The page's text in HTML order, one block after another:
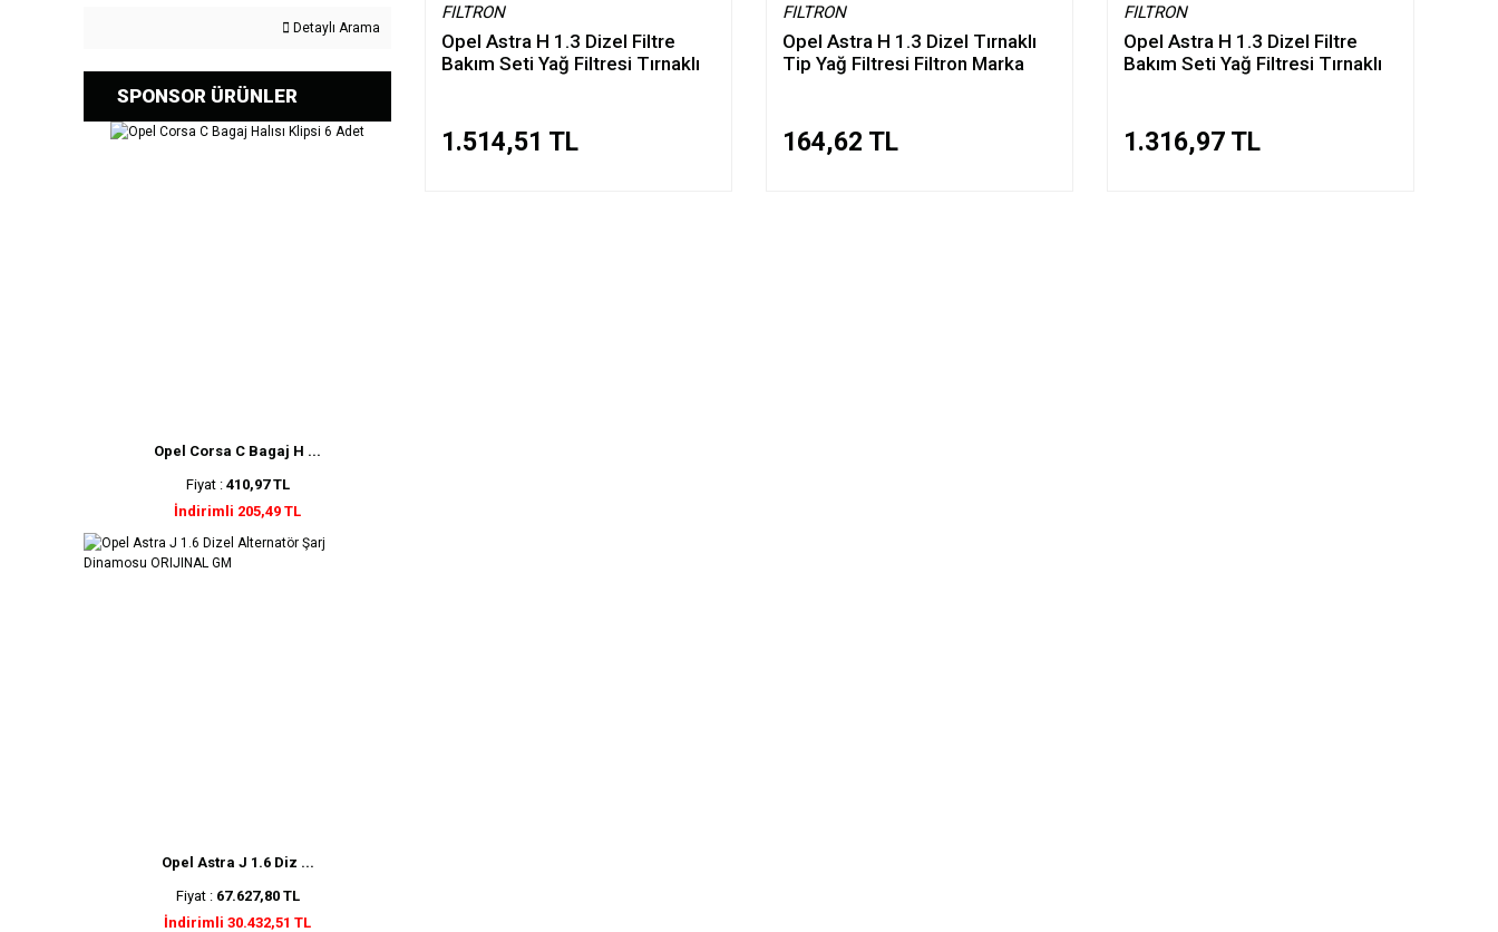
Detaylı Arama
SPONSOR ÜRÜNLER
Opel Corsa C Bagaj H ...
Fiyat : 410,97 TL
İndirimli 205,49 TL
Opel Astra J 1.6 Diz ...
Fiyat : 67.627,80 TL
İndirimli 30.432,51 TL
FILTRON
Opel Astra H 1.3 Dizel Filtre
Bakım Seti Yağ Filtresi Tırnaklı
1.514,51 TL
FILTRON
Opel Astra H 1.3 Dizel Tırnaklı
Tip Yağ Filtresi Filtron Marka
164,62 TL
FILTRON
Opel Astra H 1.3 Dizel Filtre
Bakım Seti Yağ Filtresi Tırnaklı
1.316,97 TL